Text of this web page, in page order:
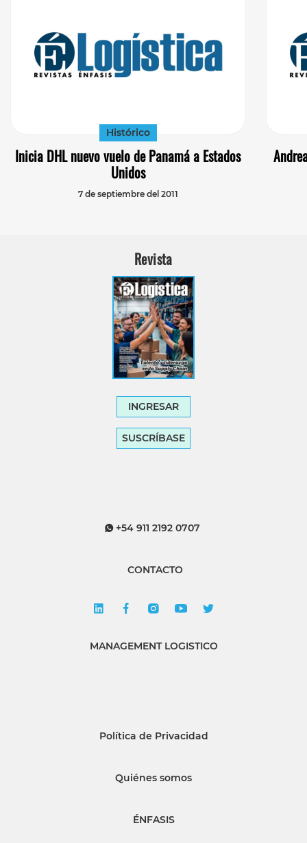
Histórico
Inicia DHL nuevo vuelo de Panamá a Estados
Unidos
7 de septiembre del 2011
Revista
INGRESAR
SUSCRÍBASE
+54 911 2192 0707
CONTACTO
MANAGEMENT LOGISTICO
Política de Privacidad
Quiénes somos
ÉNFASIS